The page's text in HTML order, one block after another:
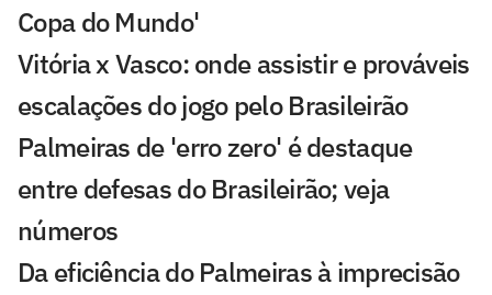
Copa do Mundo'
Vitória x Vasco: onde assistir e prováveis
escalações do jogo pelo Brasileirão
Palmeiras de 'erro zero' é destaque
entre defesas do Brasileirão; veja
números
Da eficiência do Palmeiras à imprecisão